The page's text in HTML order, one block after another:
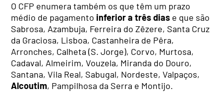
O CFP enumera também os que têm um prazo
médio de pagamento inferior a três dias e que são
Sabrosa, Azambuja, Ferreira do Zêzere, Santa Cruz
da Graciosa, Lisboa, Castanheira de Pêra,
Arronches, Calheta (S. Jorge), Corvo, Murtosa,
Cadaval, Almeirim, Vouzela, Miranda do Douro,
Santana, Vila Real, Sabugal, Nordeste, Valpaços,
Alcoutim, Pampilhosa da Serra e Montijo.